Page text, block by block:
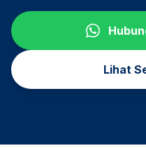
Lihat